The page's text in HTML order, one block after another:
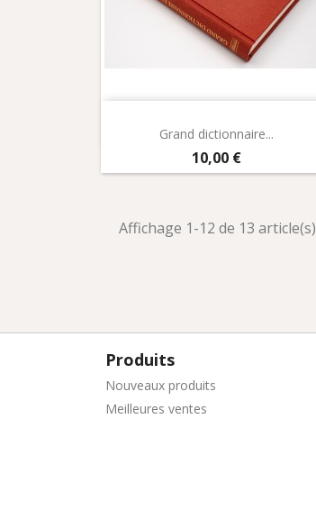
Grand dictionnaire...
Prix
10,00 €
Affichage 1-12 de 13 article(s)
Produits
Nouveaux produits
Meilleures ventes